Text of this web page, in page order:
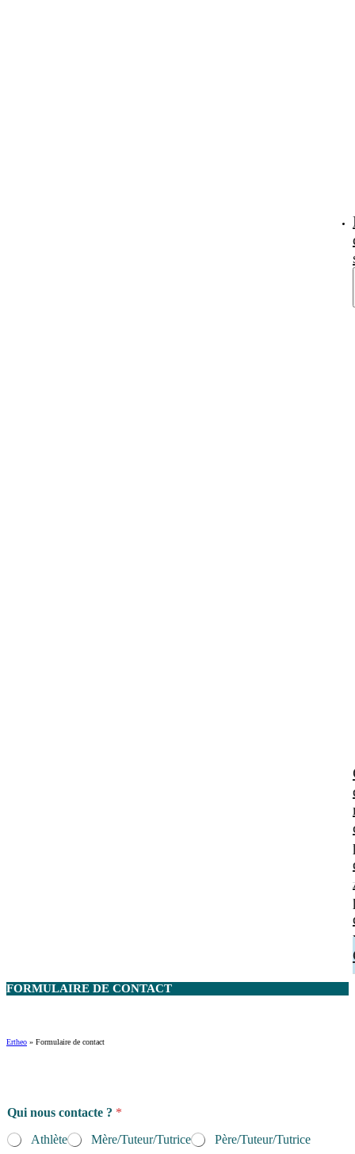
FORMULAIRE DE CONTACT
Ertheo » Formulaire de contact
Qui nous contacte ? *
Athlète
Mère/Tuteur/Tutrice Père/Tuteur/Tutrice